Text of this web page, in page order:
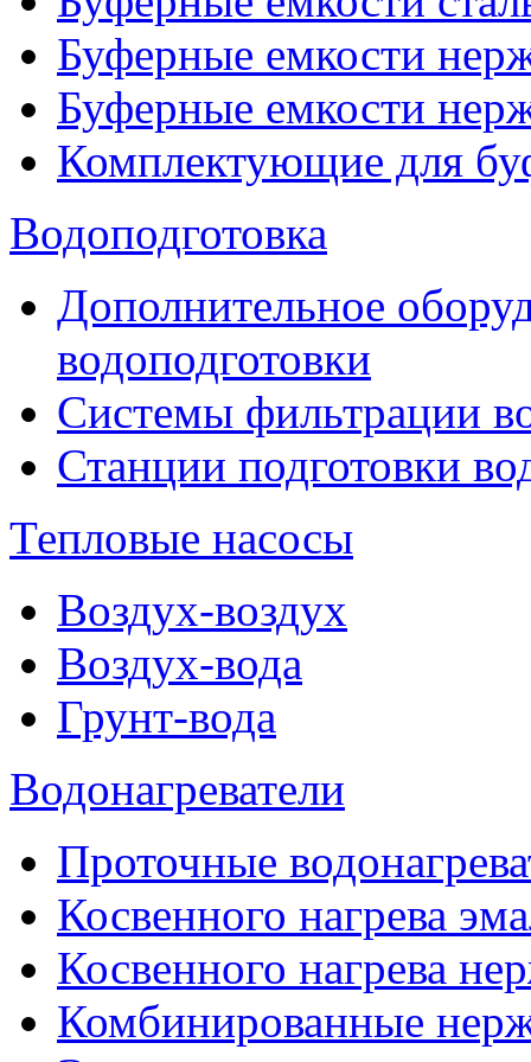
Буферные емкости
Буферные емкости
Комплектующие для
Водоподготовка
Дополнительное
водоподготовки
Системы фильтрации
Станции подготовки
Тепловые насосы
Воздух-воздух
Воздух-вода
Грунт-вода
Водонагреватели
Проточные
Косвенного нагрева
Косвенного нагрева
Комбинированные